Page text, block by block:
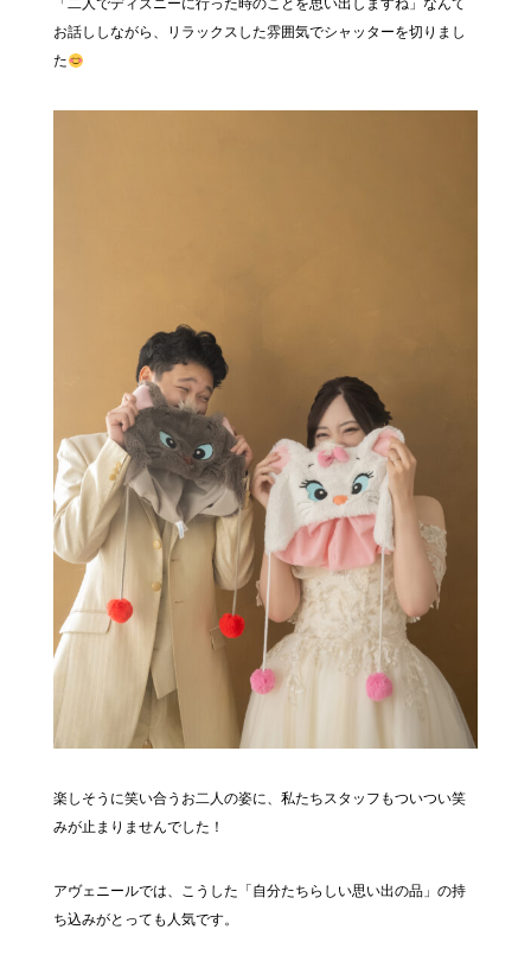
「二人でディズニーに行った時のことを思い出しますね」なんて
お話ししながら、リラックスした雰囲気でシャッターを切りまし
た
楽しそうに笑い合うお二人の姿に、私たちスタッフもついつい笑
みが止まりませんでした！
アヴェニールでは、こうした「自分たちらしい思い出の品」の持
ち込みがとっても人気です。